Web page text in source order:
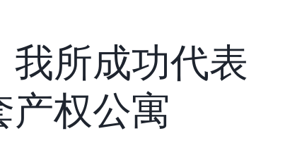
我所成功代表
产权公寓